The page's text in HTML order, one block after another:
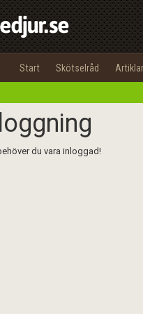
Start Skötselråd Artiklar
du vara inloggad!